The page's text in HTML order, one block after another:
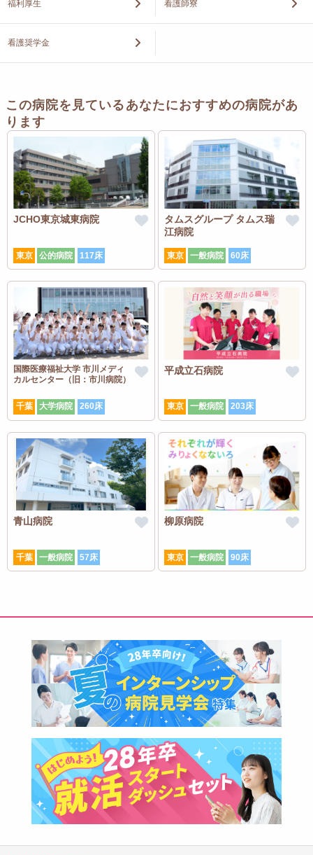
福利厚生 看護師寮
看護奨学金
この病院を見ているあなたにおすすめの病院があ
ります
JCHO東京城東病院
東京 公的病院 117床
タムスグループ タムス瑞
江病院
東京 一般病院 60床
国際医療福祉大学 市川メディ
カルセンター（旧：市川病院）
千葉 大学病院 260床
平成立石病院
東京 一般病院 203床
青山病院
千葉 一般病院 57床
柳原病院
東京 一般病院 90床